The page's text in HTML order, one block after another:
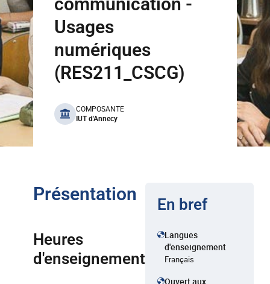
Usages
numériques
(RES211_CSCG)
benefits
COMPOSANTE
IUT d'Annecy
Présentation
Heures
d'enseignement
En bref
Langues
d'enseignement
Français
Ouvert aux